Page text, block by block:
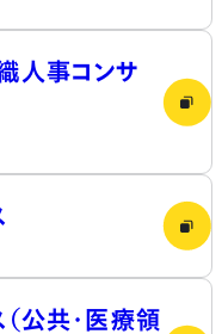
人事コンサ
（公共・医療領